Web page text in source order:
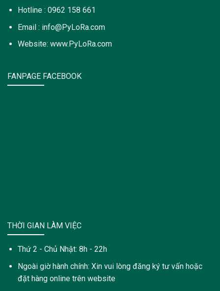
Hotline : 0962 158 661
Email : info@PyLoRa.com
Website: www.PyLoRa.com
FANPAGE FACEBOOK
THỜI GIAN LÀM VIỆC
Thứ 2 - Chủ Nhật: 8h - 22h
Ngoài giờ hành chính: Xin vui lòng đăng ký tư vấn hoặc
đặt hàng online trên website